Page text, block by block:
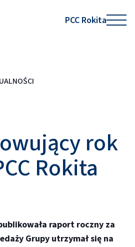
PCC Rokita
rok
Rokita
raport roczny za
Grupy utrzymał się na